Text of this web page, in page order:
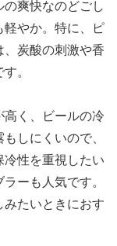
爽快なのどごし
軽やか。特に、ピ
、炭酸の刺激や香
。
高く、ビールの冷
しにくいので、
冷性を重視したい
ーも人気です。
みたいときにおす